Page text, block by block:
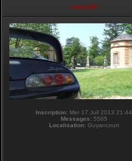
vmax330
Inscription: Mer 17 Juil 2013 21:44
Messages:5565
Localisation:Guyancourt